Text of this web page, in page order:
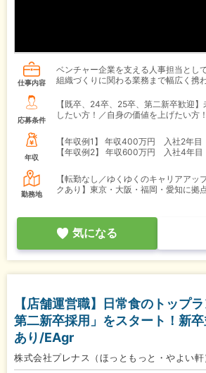
仕事内容
ベンチャー企業を支える人事担当とし
組織づくりに関わる業務まで幅広く携
応募条件
【既卒、24卒、25卒、第二新卒歓迎
したい方！／自身の価値を上げたい方！
年収
【年収例1】
年収400万円 入社2年目
【年収例2】
年収600万円 入社4年目
勤務地
【転勤なし／ゆくゆくのキャリアアッ
クあり】東京・大阪・福岡・愛知に拠
気になる
【店舗運営職】日常食のトップ
第二新卒採用」をスタート！新
あり/EAgr
株式会社プレナス（ほっともっと・やよい軒